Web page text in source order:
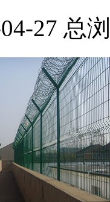
27 总